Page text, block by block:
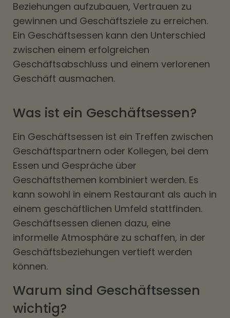
Beziehungen aufzubauen, Vertrauen zu
gewinnen und Geschäftsziele zu erreichen.
Ein Geschäftsessen kann den Unterschied
zwischen einem erfolgreichen
Geschäftsabschluss und einem verlorenen
Geschäft ausmachen.
Was ist ein Geschäftsessen?
Ein Geschäftsessen ist ein Treffen zwischen
Geschäftspartnern oder Kollegen, bei dem
Essen und Gespräche über
Geschäftsthemen kombiniert werden. Es
kann sowohl in einem Restaurant als auch in
einem geschäftlichen Umfeld stattfinden.
Geschäftsessen dienen dazu, eine
informelle Atmosphäre zu schaffen, in der
Geschäftsbeziehungen vertieft werden
können.
Warum sind Geschäftsessen
wichtig?